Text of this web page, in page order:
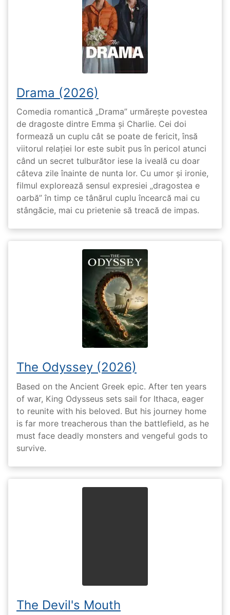
Drama (2026)
Comedia romantică „Drama” urmărește povestea
de dragoste dintre Emma și Charlie. Cei doi
formează un cuplu cât se poate de fericit, însă
viitorul relației lor este subit pus în pericol atunci
când un secret tulburător iese la iveală cu doar
câteva zile înainte de nunta lor. Cu umor și ironie,
filmul explorează sensul expresiei „dragostea e
oarbă” în timp ce tânărul cuplu încearcă mai cu
stângăcie, mai cu prietenie să treacă de impas.
The Odyssey (2026)
Based on the Ancient Greek epic. After ten years
of war, King Odysseus sets sail for Ithaca, eager
to reunite with his beloved. But his journey home
is far more treacherous than the battlefield, as he
must face deadly monsters and vengeful gods to
survive.
The Devil's Mouth